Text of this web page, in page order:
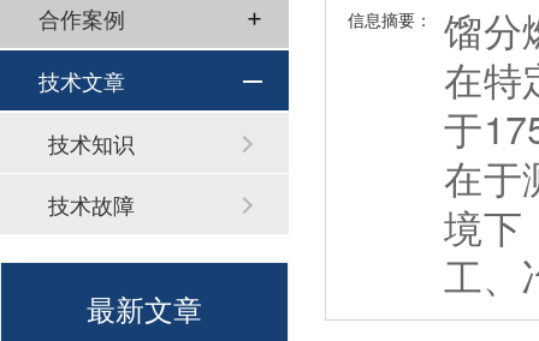
信息摘要：
馏分
在特
于
在于
境下
工、
合作案例
技术文章
技术知识
技术故障
最新文章